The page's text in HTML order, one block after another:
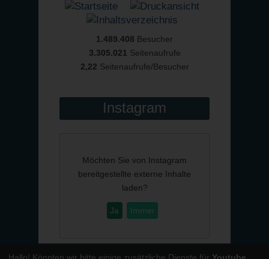
1.489.408 Besucher
3.305.021 Seitenaufrufe
2,22 Seitenaufrufe/Besucher
Instagram
Möchten Sie von Instagram
bereitgestellte externe Inhalte
laden?
Ja Immer